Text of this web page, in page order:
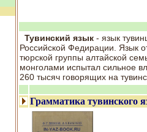
Тувинский язык - язык
Российской Федирации. Язык
тюрской группы алтайской
монголами испытал сильное
260 тысяч говорящих на
Грамматика тувинского